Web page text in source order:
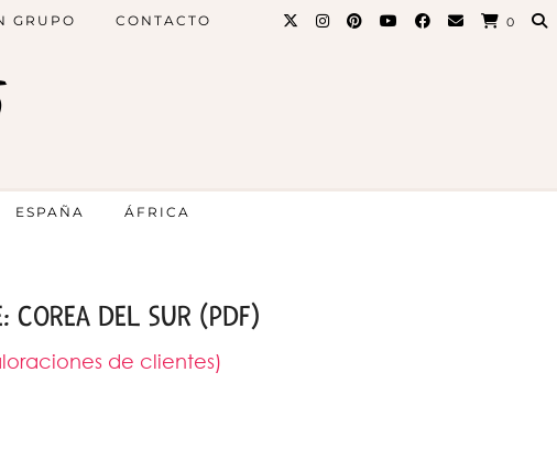
GRUPO CONTACTO 0
ESPAÑA ÁFRICA
COREA DEL SUR (PDF)
de clientes)